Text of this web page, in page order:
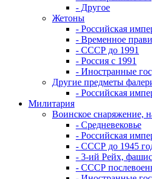
- Другое
Жетоны
- Российская
- Временное
- СССР до 1991
- Россия с 1991
- Иностранные
Другие предметы
- Российская
Милитария
Воинское снаряжение,
- Средневековье
- Российская
- СССР до 1945
- 3-ий Рейх,
- СССР